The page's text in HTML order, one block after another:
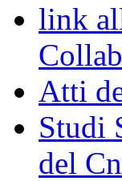
link
Atti
Studi
del